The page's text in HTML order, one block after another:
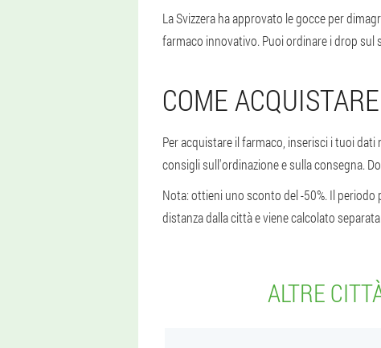
La Svizzera ha approvato le gocce per
farmaco innovativo. Puoi ordinare i drop
COME
Per acquistare il farmaco, inserisci i tuoi
consigli sull'ordinazione e sulla consegna.
Nota: ottieni uno sconto del -50%. Il
distanza dalla città e viene calcolato
ALTRE